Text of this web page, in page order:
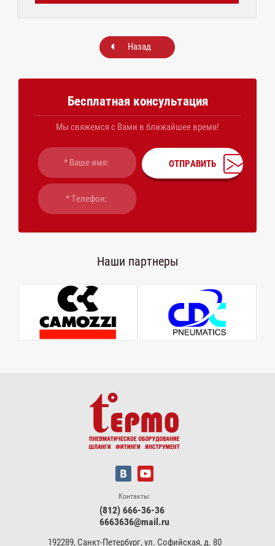
Назад
Бесплатная консультация
Мы свяжемся с Вами в ближайшее время!
ОТПРАВИТЬ
Наши партнеры
Контакты:
(812) 666-36-36
6663636@mail.ru
192289, Санкт-Петербург, ул. Софийская, д. 80